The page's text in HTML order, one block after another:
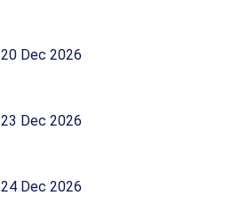
20 Dec 2026
23 Dec 2026
24 Dec 2026